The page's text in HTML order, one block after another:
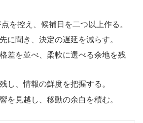
を控え、候補日を二つ以上作る。
に聞き、決定の遅延を減らす。
差を並べ、柔軟に選べる余地を残
し、情報の鮮度を把握する。
を見越し、移動の余白を積む。